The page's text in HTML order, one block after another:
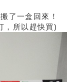
了一盒回來！
，所以趕快買)